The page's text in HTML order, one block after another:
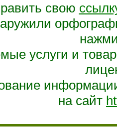
свою
услуги и
на сайт